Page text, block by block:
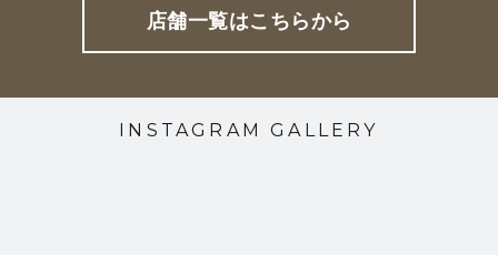
店舗一覧はこちらから
INSTAGRAM GALLERY